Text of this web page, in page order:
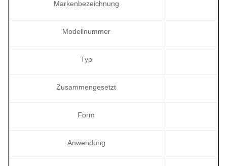
Markenbezeichnung
Modellnummer
Typ
Zusammengesetzt
Form
Anwendung